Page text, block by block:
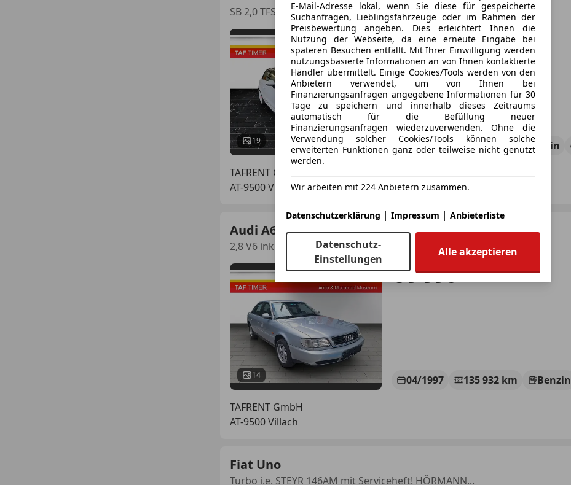
SB 2,0 TFSI quattro Limitiert nur 333 Stück
19
€ 89 990
05/2017 3 000 km Benzin
TAFRENT GmbH
AT-9500 Villach
Audi A6
2,8 V6 inkl neuem Service mit Zahnriemen CHE-Pa...
14
€ 9 990
04/1997 135 932 km Benzin
TAFRENT GmbH
AT-9500 Villach
Fiat Uno
Turbo i.e. STEYR 146AM mit Serviceheft! HÖRMANN...
E-Mail-Adresse lokal, wenn Sie diese für gespeicherte
Suchanfragen, Lieblingsfahrzeuge oder im Rahmen der
Preisbewertung angeben. Dies erleichtert Ihnen die
Nutzung der Webseite, da eine erneute Eingabe bei
späteren Besuchen entfällt. Mit Ihrer Einwilligung werden
nutzungsbasierte Informationen an von Ihnen kontaktierte
Händler übermittelt. Einige Cookies/Tools werden von den
Anbietern verwendet, um von Ihnen bei
Finanzierungsanfragen angegebene Informationen für 30
Tage zu speichern und innerhalb dieses Zeitraums
automatisch für die Befüllung neuer
Finanzierungsanfragen wiederzuverwenden. Ohne die
Verwendung solcher Cookies/Tools können solche
erweiterten Funktionen ganz oder teilweise nicht genutzt
werden.
Wir arbeiten mit 224 Anbietern zusammen.
Datenschutzerklärung | Impressum | Anbieterliste
Datenschutz-
Einstellungen
Alle akzeptieren